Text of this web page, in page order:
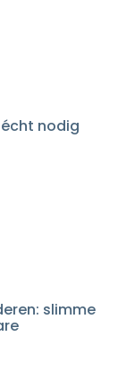
nodig
slimme